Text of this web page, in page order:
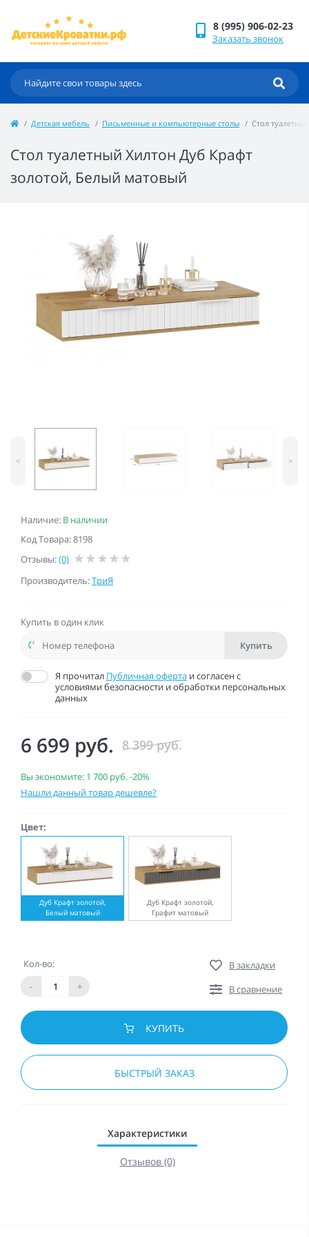
8 (995) 906-02-23
Заказать звонок
Детская мебель Письменные и компьютерные столы Стол
Стол туалетный Хилтон Дуб Крафт
золотой, Белый матовый
Наличие: В наличии
Код Товара: 8198
Отзывы:(0)
Производитель:ТриЯ
< >
Купить в один клик
Купить
Я прочитал Публичная оферта и согласен с
условиями безопасности и обработки персональных
данных
6 699 руб. 8 399 руб.
Вы экономите: 1 700 руб.-20%
Нашли данный товар дешевле?
Цвет:
Дуб Крафт золотой,
Белый матовый
Дуб Крафт золотой,
Графит матовый
Кол-во:
-
+
В закладки
В сравнение
КУПИТЬ
БЫСТРЫЙ ЗАКАЗ
Характеристики
Отзывов (0)